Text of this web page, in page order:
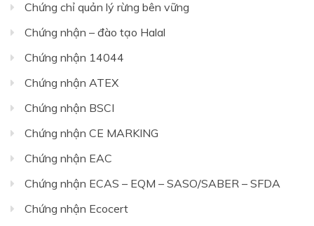
Chứng chỉ quản lý rừng bên vững
Chứng nhận – đào tạo Halal
Chứng nhận 14044
Chứng nhận ATEX
Chứng nhận BSCI
Chứng nhận CE MARKING
Chứng nhận EAC
Chứng nhận ECAS – EQM – SASO/SABER – SFDA
Chứng nhận Ecocert